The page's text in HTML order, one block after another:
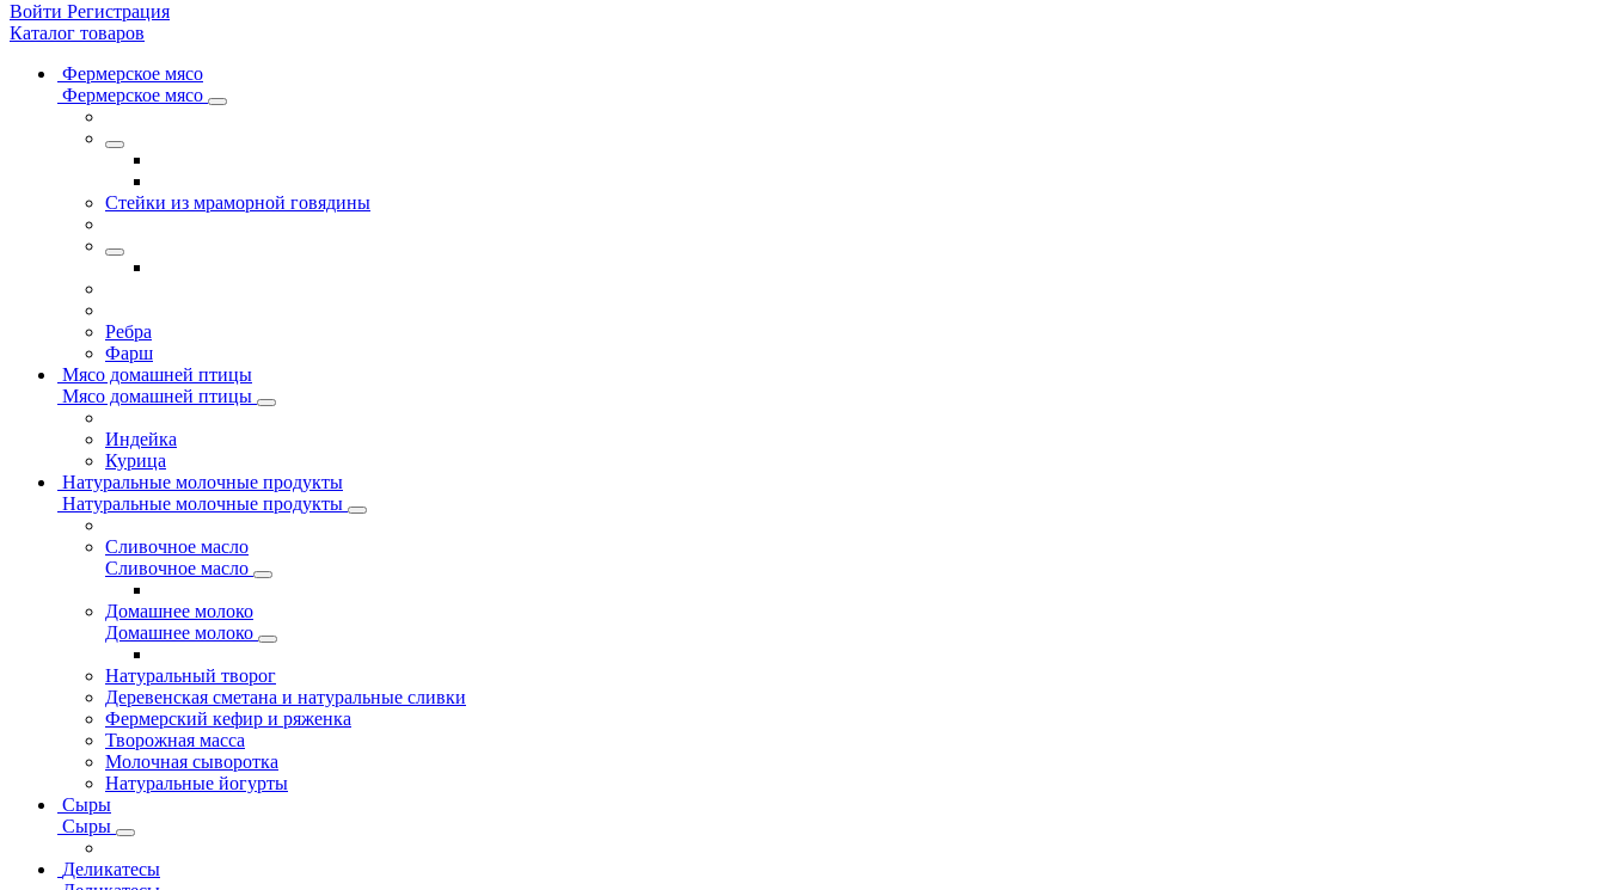
Войти Регистрация
Каталог товаров
Фермерское мясо
Фермерское мясо
Стейки из мраморной говядины
Ребра
Фарш
Мясо домашней птицы
Мясо домашней птицы
Индейка
Курица
Натуральные молочные продукты
Натуральные молочные продукты
Сливочное масло
Сливочное масло
Домашнее молоко
Домашнее молоко
Натуральный творог
Деревенская сметана и натуральные сливки
Фермерский кефир и ряженка
Творожная масса
Молочная сыворотка
Натуральные йогурты
Сыры
Сыры
Деликатесы